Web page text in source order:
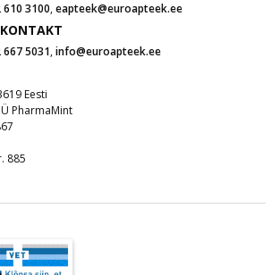
610 3100,eapteek@euroapteek.ee
667 5031,info@euroapteek.ee
Eesti
PharmaMint
885